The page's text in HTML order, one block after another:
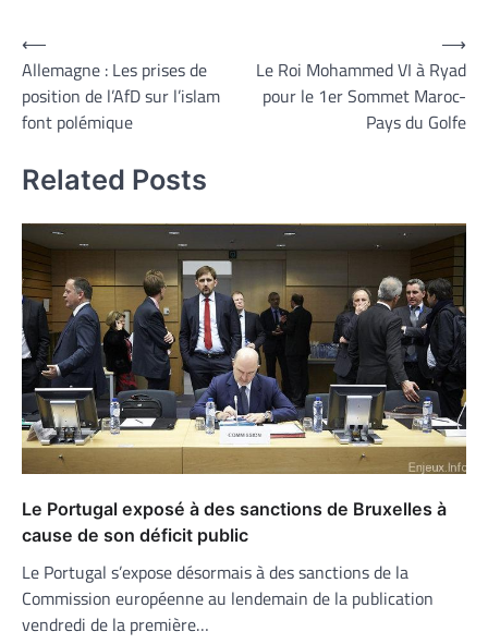
Navigation
de
l’article
⟵
Allemagne : Les prises de
position de l’AfD sur l’islam
font polémique
Le Roi Mohammed VI à Ryad
pour le 1er Sommet Maroc-
Pays du Golfe
⟶
Related Posts
Le Portugal exposé à des sanctions de Bruxelles à
cause de son déficit public
Le Portugal s’expose désormais à des sanctions de la
Commission européenne au lendemain de la publication
vendredi de la première…